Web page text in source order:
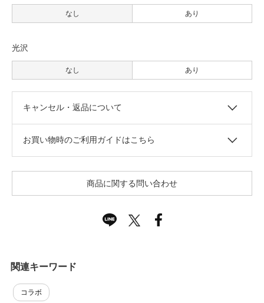
なし あり
光沢
なし あり
キャンセル・返品について
お買い物時のご利用ガイドはこちら
商品に関する問い合わせ
関連キーワード
コラボ